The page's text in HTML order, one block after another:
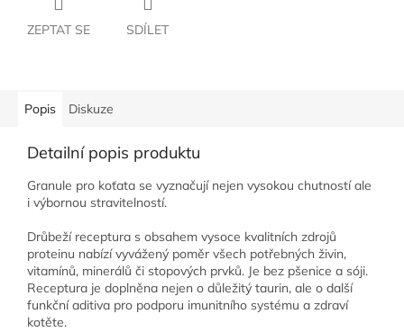
ZEPTAT SE SDÍLET
Popis Diskuze
Detailní popis produktu
Granule pro koťata se vyznačují nejen vysokou chutností ale
i výbornou stravitelností.
Drůbeží receptura s obsahem vysoce kvalitních zdrojů
proteinu nabízí vyvážený poměr všech potřebných živin,
vitamínů, minerálů či stopových prvků. Je bez pšenice a sóji.
Receptura je doplněna nejen o důležitý taurin, ale o další
funkční aditiva pro podporu imunitního systému a zdraví
kotěte.